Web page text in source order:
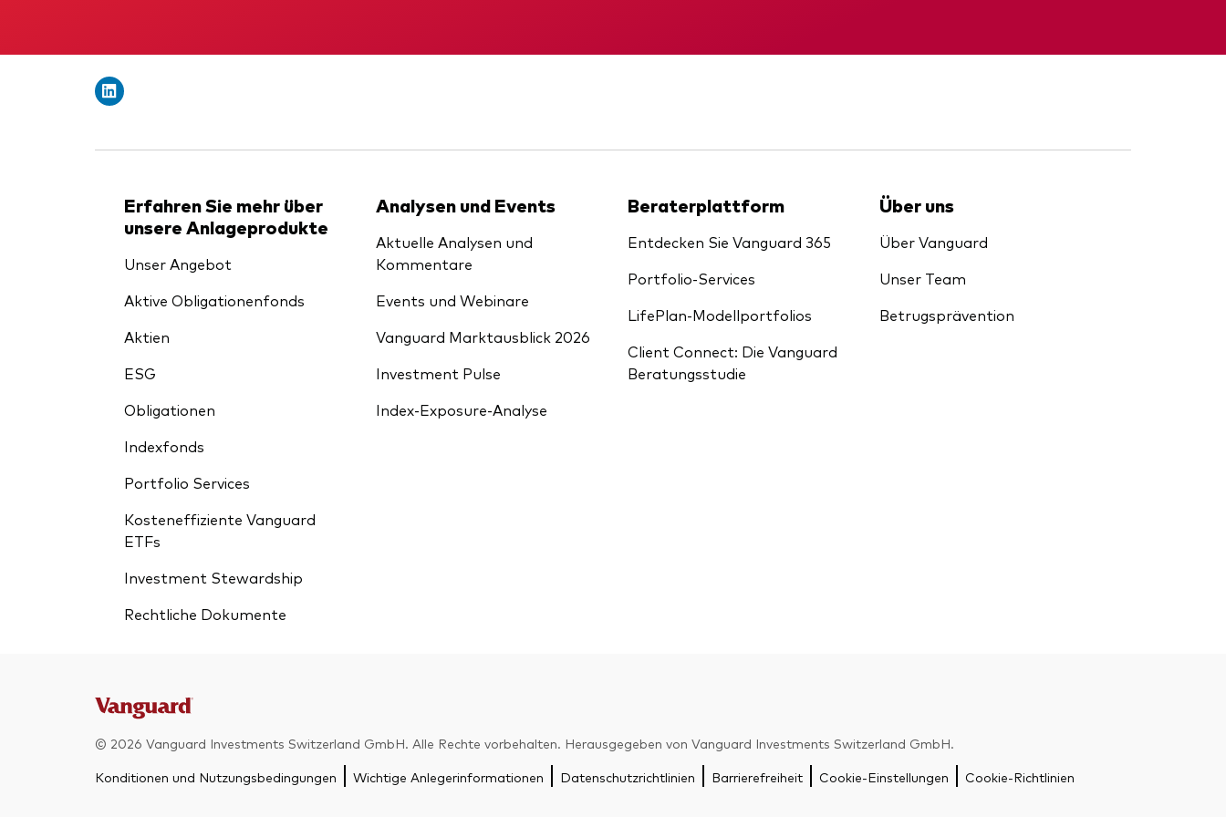
Erfahren Sie mehr über
unsere Anlageprodukte
Unser Angebot
Aktive Obligationenfonds
Aktien
ESG
Obligationen
Indexfonds
Portfolio Services
Kosteneffiziente Vanguard
ETFs
Investment Stewardship
Rechtliche Dokumente
Analysen und Events
Aktuelle Analysen und
Kommentare
Events und Webinare
Vanguard Marktausblick 2026
Investment Pulse
Index-Exposure-Analyse
Beraterplattform
Entdecken Sie Vanguard 365
Portfolio-Services
LifePlan-Modellportfolios
Client Connect: Die Vanguard
Beratungsstudie
Über uns
Über Vanguard
Unser Team
Betrugsprävention
© 2026 Vanguard Investments Switzerland GmbH. Alle Rechte vorbehalten. Herausgegeben von Vanguard Investments Switzerland GmbH.
Konditionen und Nutzungsbedingungen Wichtige Anlegerinformationen Datenschutzrichtlinien Barrierefreiheit Cookie-Einstellungen Cookie-Richtlinien